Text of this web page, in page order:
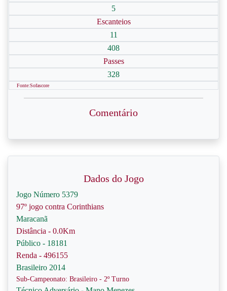
5
Escanteios
11
408
Passes
328
Fonte:Sofascore
Comentário
Dados do Jogo
Jogo Número 5379
97º jogo contra Corinthians
Maracanã
Distância - 0.0Km
Público - 18181
Renda - 496155
Brasileiro 2014
Sub-Campeonato: Brasileiro - 2º Turno